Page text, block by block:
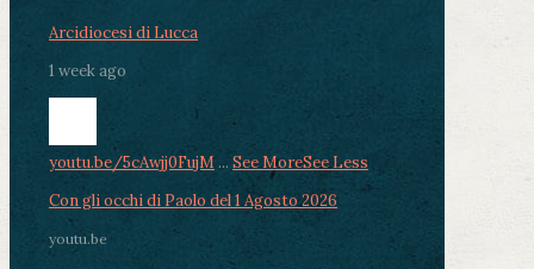
Arcidiocesi di Lucca
1 week ago
youtu.be/5cAwjj0FujM ... See MoreSee Less
Con gli occhi di Paolo del 1 Agosto 2026
youtu.be